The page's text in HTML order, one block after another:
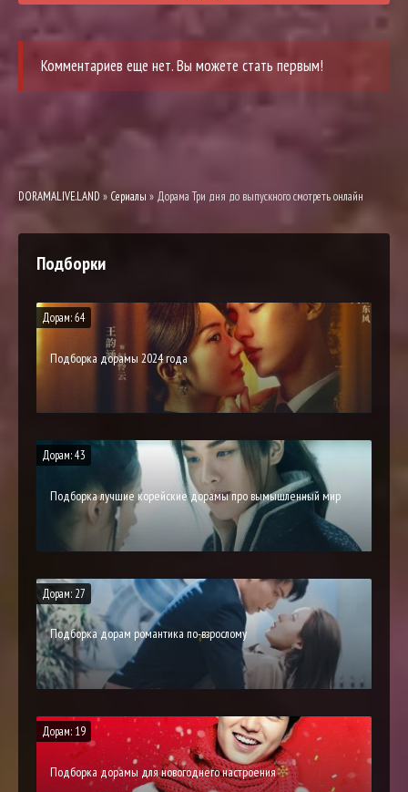
Комментариев еще нет. Вы можете стать первым!
DORAMALIVE.LAND » Сериалы » Дорама Три дня до выпускного смотреть онлайн
Подборки
Дорам: 64
Подборка дорамы 2024 года
Дорам: 43
Подборка лучшие корейские дорамы про вымышленный мир
Дорам: 27
Подборка дорам романтика по-взрослому
Дорам: 19
Подборка дорамы для новогоднего настроения